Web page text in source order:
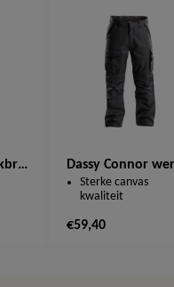
Dassy Stark werkbroek 200721
€59,40
Sterke canvas
kwaliteit